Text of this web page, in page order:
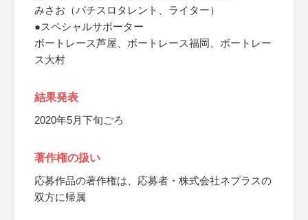
みさお（パチスロタレント、ライター）
●スペシャルサポーター
ボートレース芦屋、ボートレース福岡、ボートレー
ス大村
結果発表
2020年5月下旬ごろ
著作権の扱い
応募作品の著作権は、応募者・株式会社ネプラスの
双方に帰属